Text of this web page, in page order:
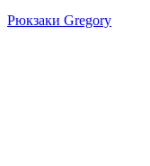
Рюкзаки Gregory